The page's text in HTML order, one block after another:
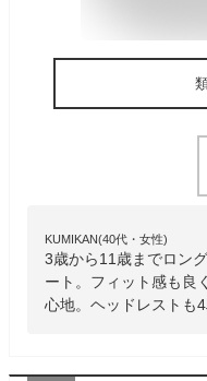
KUMIKAN(40代・女性)
3歳から11歳までロン
ート。フィット感も良
心地。ヘッドレストも